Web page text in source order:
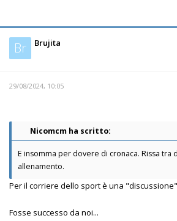
Br Brujita
29/08/2024, 10:05
Nicomcm ha scritto:
E insomma per dovere di cronaca. Rissa tra
allenamento.
Per il corriere dello sport è una
Fosse successo da noi...